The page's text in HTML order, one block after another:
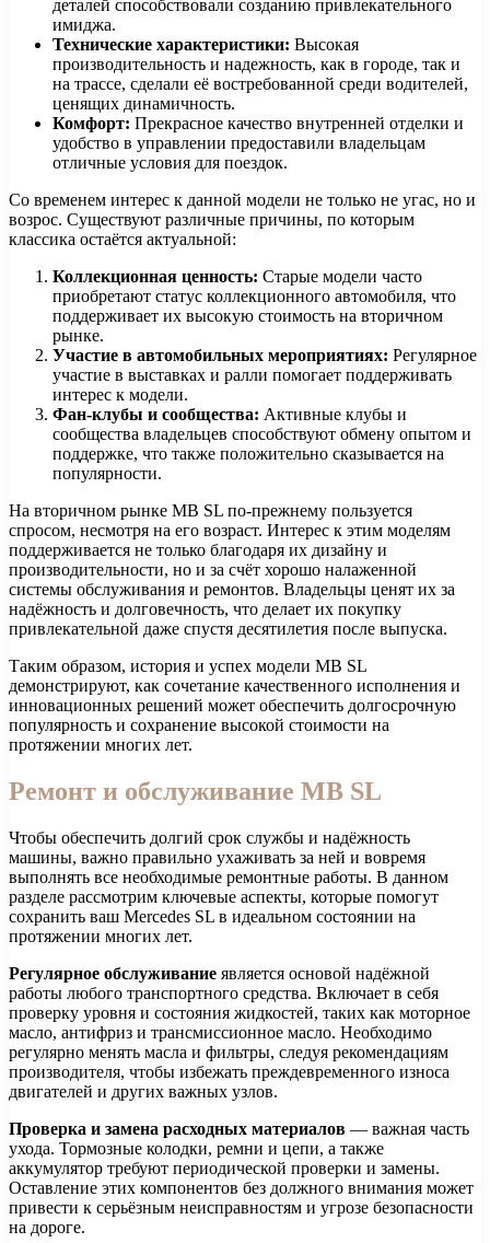
деталей способствовали созданию привлекательного
имиджа.
Технические характеристики: Высокая
производительность и надежность, как в городе, так и
на трассе, сделали её востребованной среди водителей,
ценящих динамичность.
Комфорт: Прекрасное качество внутренней отделки и
удобство в управлении предоставили владельцам
отличные условия для поездок.
Со временем интерес к данной модели не только не угас, но и
возрос. Существуют различные причины, по которым
классика остаётся актуальной:
Коллекционная ценность: Старые модели часто
приобретают статус коллекционного автомобиля, что
поддерживает их высокую стоимость на вторичном
рынке.
Участие в автомобильных мероприятиях: Регулярное
участие в выставках и ралли помогает поддерживать
интерес к модели.
Фан-клубы и сообщества: Активные клубы и
сообщества владельцев способствуют обмену опытом и
поддержке, что также положительно сказывается на
популярности.
На вторичном рынке MB SL по-прежнему пользуется
спросом, несмотря на его возраст. Интерес к этим моделям
поддерживается не только благодаря их дизайну и
производительности, но и за счёт хорошо налаженной
системы обслуживания и ремонтов. Владельцы ценят их за
надёжность и долговечность, что делает их покупку
привлекательной даже спустя десятилетия после выпуска.
Таким образом, история и успех модели MB SL
демонстрируют, как сочетание качественного исполнения и
инновационных решений может обеспечить долгосрочную
популярность и сохранение высокой стоимости на
протяжении многих лет.
Ремонт и обслуживание MB SL
Чтобы обеспечить долгий срок службы и надёжность
машины, важно правильно ухаживать за ней и вовремя
выполнять все необходимые ремонтные работы. В данном
разделе рассмотрим ключевые аспекты, которые помогут
сохранить ваш Mercedes SL в идеальном состоянии на
протяжении многих лет.
Регулярное обслуживание является основой надёжной
работы любого транспортного средства. Включает в себя
проверку уровня и состояния жидкостей, таких как моторное
масло, антифриз и трансмиссионное масло. Необходимо
регулярно менять масла и фильтры, следуя рекомендациям
производителя, чтобы избежать преждевременного износа
двигателей и других важных узлов.
Проверка и замена расходных материалов — важная часть
ухода. Тормозные колодки, ремни и цепи, а также
аккумулятор требуют периодической проверки и замены.
Оставление этих компонентов без должного внимания может
привести к серьёзным неисправностям и угрозе безопасности
на дороге.